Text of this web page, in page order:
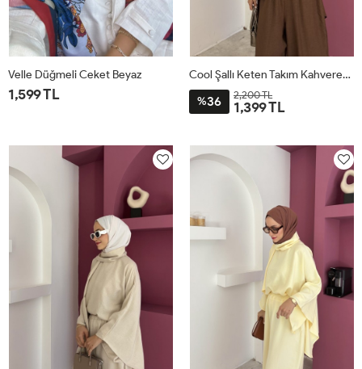
Velle Düğmeli Ceket Beyaz
1,599 TL
Cool Şallı Keten Takım Kahverengi
%36 2,200 TL
1,399 TL